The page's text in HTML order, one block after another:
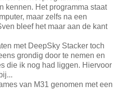
kennen. Het programma staat
maar zelfs na een
bleef het maar aan de kant
met DeepSky Stacker toch
grondig door te nemen en
die ik nog had liggen. Hiervoor
van M31 genomen met een